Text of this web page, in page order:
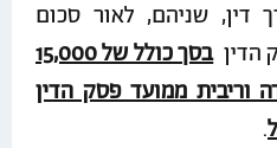
דין, שניהם, לאור סכום
הדין
בסך כולל של 15,000
ממועד פסק הדין
.